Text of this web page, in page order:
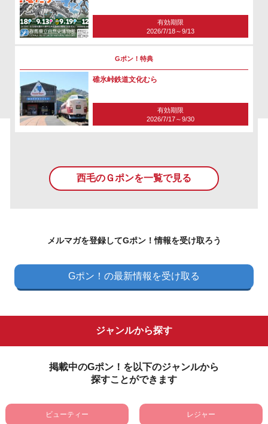
有効期限
2026/7/18～9/13
Gポン！特典
碓氷峠鉄道文化むら
有効期限
2026/7/17～9/30
西毛のＧポンを一覧で見る
メルマガを登録してGポン！情報を受け取ろう
Gポン！の最新情報を受け取る
ジャンルから探す
掲載中のGポン！を以下のジャンルから
探すことができます
ビューティー レジャー